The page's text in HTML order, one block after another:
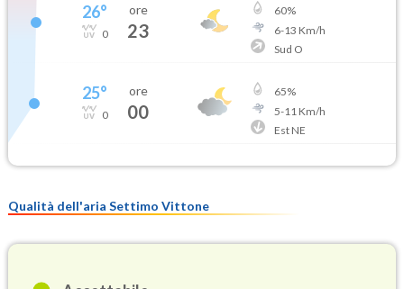
26°
0
ore
23
60%
6-13 Km/h
Sud O
25°
0
ore
00
65%
5-11 Km/h
Est NE
Qualità dell'aria Settimo Vittone